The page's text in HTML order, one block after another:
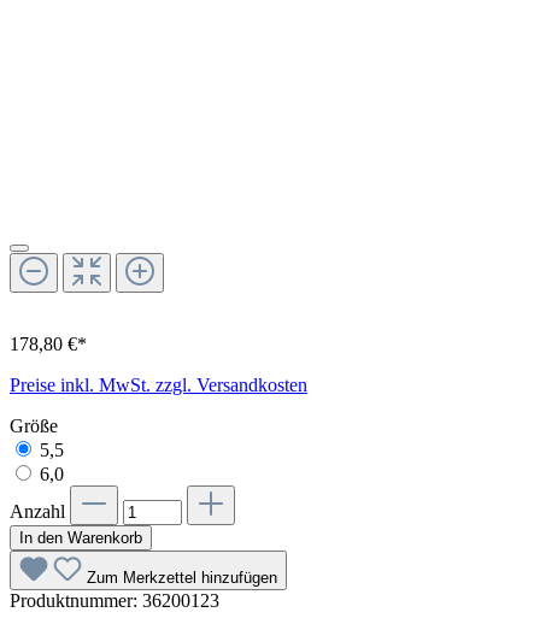
178,80 €*
Preise inkl. MwSt. zzgl. Versandkosten
Größe
5,5
6,0
Anzahl
In den Warenkorb
Zum Merkzettel hinzufügen
Produktnummer: 36200123